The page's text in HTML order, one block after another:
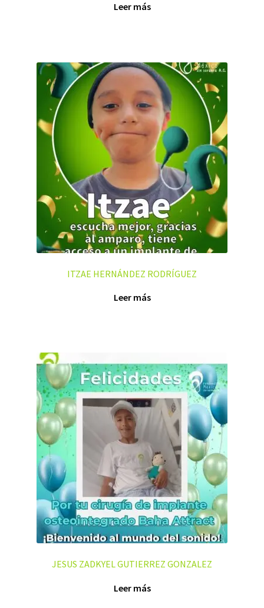
Leer más
ITZAE HERNÁNDEZ RODRÍGUEZ
Leer más
JESUS ZADKYEL GUTIERREZ GONZALEZ
Leer más